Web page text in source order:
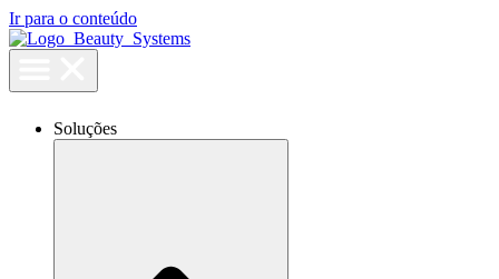
Ir para o conteúdo
Soluções